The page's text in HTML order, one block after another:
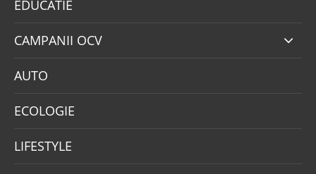
EDUCATIE
CAMPANII OCV
AUTO
ECOLOGIE
LIFESTYLE